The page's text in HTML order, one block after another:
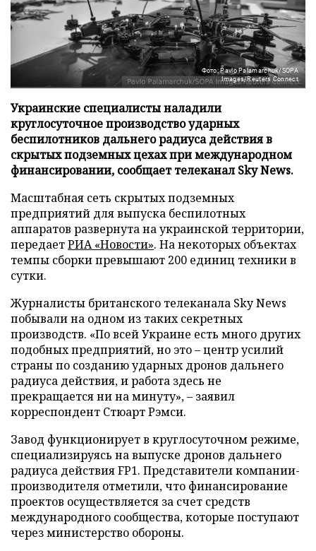
Фото: Pavlo Palamarchuk/SOPA
Images/Reuters Connect
Украинские специалисты наладили
круглосуточное производство ударных
беспилотников дальнего радиуса действия в
скрытых подземных цехах при международном
финансировании, сообщает телеканал Sky News.
Масштабная сеть скрытых подземных
предприятий для выпуска беспилотных
аппаратов развернута на украинской территории,
передаетРИА «Новости». На некоторых объектах
темпы сборки превышают 200 единиц техники в
сутки.
Журналисты британского телеканала Sky News
побывали на одном из таких секретных
производств. «По всей Украине есть много других
подобных предприятий, но это – центр усилий
страны по созданию ударных дронов дальнего
радиуса действия, и работа здесь не
прекращается ни на минуту», – заявил
корреспондент Стюарт Рэмси.
Завод функционирует в круглосуточном режиме,
специализируясь на выпуске дронов дальнего
радиуса действия FP1. Представители компании-
производителя отметили, что финансирование
проектов осуществляется за счет средств
международного сообщества, которые поступают
через министерство обороны.